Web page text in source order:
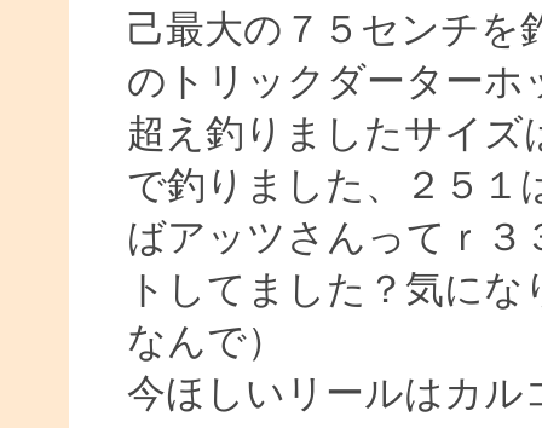
己最大の７５センチを
のトリックダーターホ
超え釣りましたサイ
で釣りました、２５１
ばアッツさんってｒ
トしてました？気に
なんで）
今ほしいリールはカル